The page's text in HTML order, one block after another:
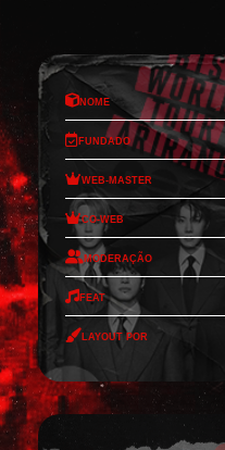
Nome
Fundado
Web-Master
Co-Web
Moderação
Feat
Layout por